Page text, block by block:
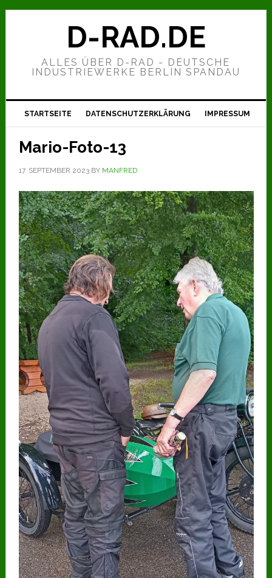
Zur
Hauptnavigation
Zum
Zur
D-RAD.DE
ALLES ÜBER D-RAD - DEUTSCHE
INDUSTRIEWERKE BERLIN SPANDAU
STARTSEITE DATENSCHUTZERKLÄRUNG IMPRESSUM
Mario-Foto-13
17. SEPTEMBER 2023BY MANFRED